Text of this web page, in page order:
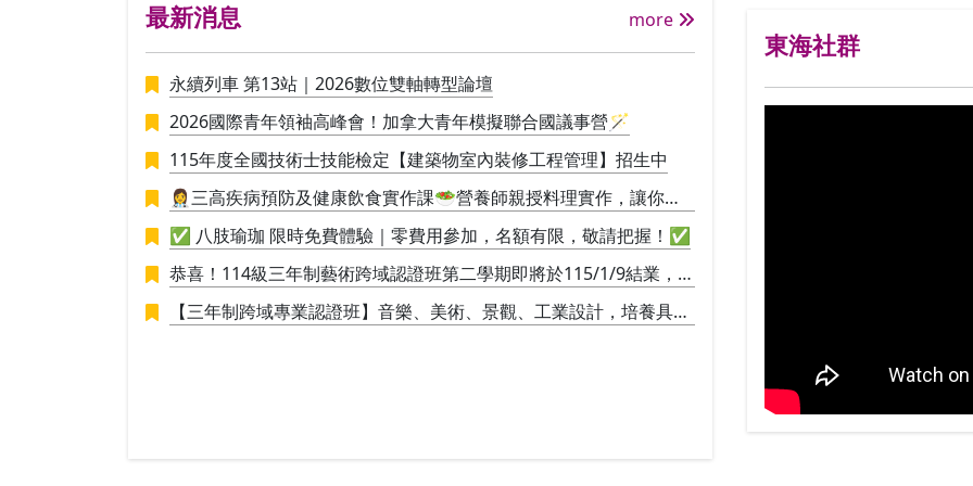
最新消息 more
永續列車 第13站｜2026數位雙軸轉型論壇
2026國際青年領袖高峰會！加拿大青年模擬聯合國議事營🪄
115年度全國技術士技能檢定【建築物室內裝修工程管理】招生中
👩‍⚕️三高疾病預防及健康飲食實作課🥗營養師親授料理實作，讓你直
接應用於生活
✅ 八肢瑜珈 限時免費體驗｜零費用參加，名額有限，敬請把握！✅
恭喜！114級三年制藝術跨域認證班第二學期即將於115/1/9結業，並
進行學員學期成果展策展。
【三年制跨域專業認證班】音樂、美術、景觀、工業設計，培養具備
東海社群